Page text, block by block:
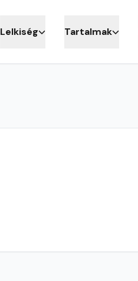
Lelkiség Tartalmak